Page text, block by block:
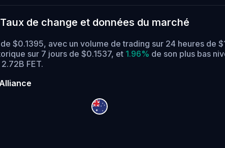
de change et données du marché
$0.1395, avec un volume de trading sur 24 heures de
sur 7 jours de $0.1537, et 1.96% de son plus bas
FET.